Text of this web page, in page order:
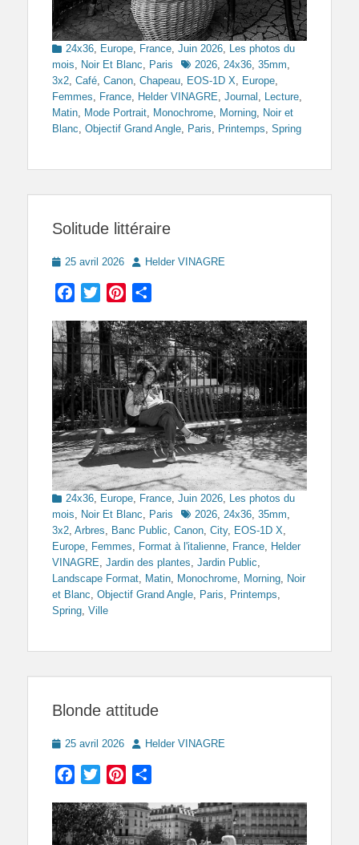
Categories
24x36, Europe, France, Juin 2026, Les photos du
mois, Noir Et Blanc, Paris Tags2026, 24x36, 35mm,
3x2, Café, Canon, Chapeau, EOS-1D X, Europe,
Femmes, France, Helder VINAGRE, Journal , Lecture,
Matin, Mode Portrait, Monochrome, Morning, Noir et
Blanc, Objectif Grand Angle, Paris, Printemps, Spring
Solitude littéraire
Posted
25 avril 2026 AuthorHelder VINAGRE
Facebook
TwitterPinterest
Categories
24x36, Europe, France, Juin 2026, Les photos du
mois, Noir Et Blanc, Paris Tags2026, 24x36, 35mm,
3x2, Arbres, Banc Public, Canon, City, EOS-1D X,
Europe, Femmes, Format à l'italienne, France, Helder
VINAGRE, Jardin des plantes, Jardin Public,
Landscape Format, Matin, Monochrome, Morning, Noir
et Blanc, Objectif Grand Angle, Paris, Printemps,
Spring, Ville
Blonde attitude
Posted
25 avril 2026 AuthorHelder VINAGRE
Facebook
TwitterPinterest